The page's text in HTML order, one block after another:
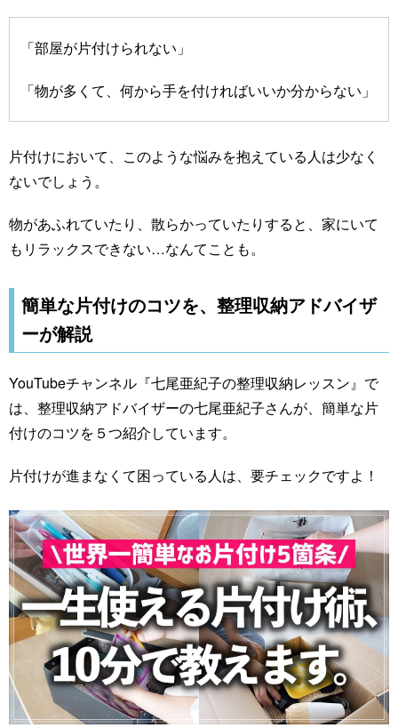
「部屋が片付けられない」
「物が多くて、何から手を付ければいいか分からない」
片付けにおいて、このような悩みを抱えている人は少なく
ないでしょう。
物があふれていたり、散らかっていたりすると、家にいて
もリラックスできない…なんてことも。
簡単な片付けのコツを、整理収納アドバイザ
ーが解説
YouTubeチャンネル『七尾亜紀子の整理収納レッスン』で
は、整理収納アドバイザーの七尾亜紀子さんが、簡単な片
付けのコツを５つ紹介しています。
片付けが進まなくて困っている人は、要チェックですよ！